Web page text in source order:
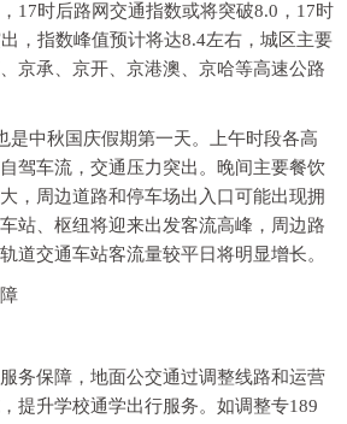
17时后路网交通指数或将突破8.0，17时
，指数峰值预计将达8.4左右，城区主要
京承、京开、京港澳、京哈等高速公路
是中秋国庆假期第一天。上午时段各高
驾车流，交通压力突出。晚间主要餐饮
，周边道路和停车场出入口可能出现拥
站、枢纽将迎来出发客流高峰，周边路
道交通车站客流量较平日将明显增长。
务保障，地面公交通过调整线路和运营
提升学校通学出行服务。如调整专189